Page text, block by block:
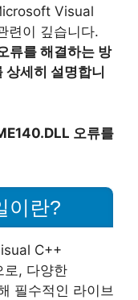
Visual
련이 깊습니다.
를 해결하는 방
세히 설명합니
오류를
이란?
C++
, 다양한
필수적인 라이브